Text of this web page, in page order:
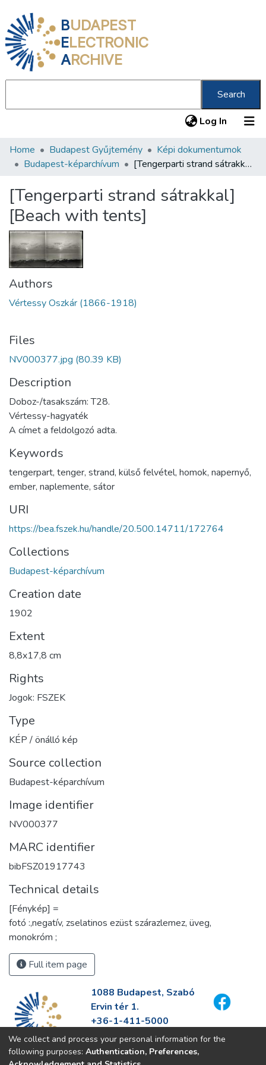
BUDAPEST
ELECTRONIC
ARCHIVE
Search
Log In (current)
Communities & Collections
Statistics
About us
Home Budapest Gyűjtemény
Képi dokumentumok
Budapest-képarchívum
[Tengerparti strand sátrakkal] [Beach with tents]
[Tengerparti strand sátrakkal]
[Beach with tents]
Authors
Vértessy Oszkár (1866-1918)
Files
NV000377.jpg (80.39 KB)
Description
Doboz-/tasakszám: T28.
Vértessy-hagyaték
A címet a feldolgozó adta.
Keywords
tengerpart, tenger, strand, külső felvétel, homok, napernyő,
ember, naplemente, sátor
URI
https://bea.fszek.hu/handle/20.500.14711/172764
Collections
Budapest-képarchívum
Creation date
1902
Extent
8,8x17,8 cm
Rights
Jogok: FSZEK
Type
KÉP / önálló kép
Source collection
Budapest-képarchívum
Image identifier
NV000377
MARC identifier
bibFSZ01917743
Technical details
[Fénykép] =
fotó :,negatív, zselatinos ezüst szárazlemez, üveg,
monokróm ;
Full item page
1088 Budapest, Szabó
Ervin tér 1.
+36-1-411-5000
info@fszek.hu
https://fszek.hu
We collect and process your personal information for the
following purposes: Authentication, Preferences,